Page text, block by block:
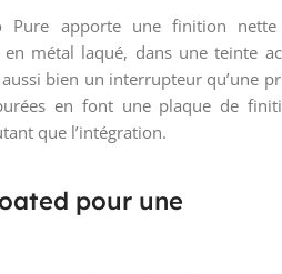
Pure apporte une finition
métal laqué, dans une teinte
bien un interrupteur qu’une
en font une plaque de
que l’intégration.
pour une